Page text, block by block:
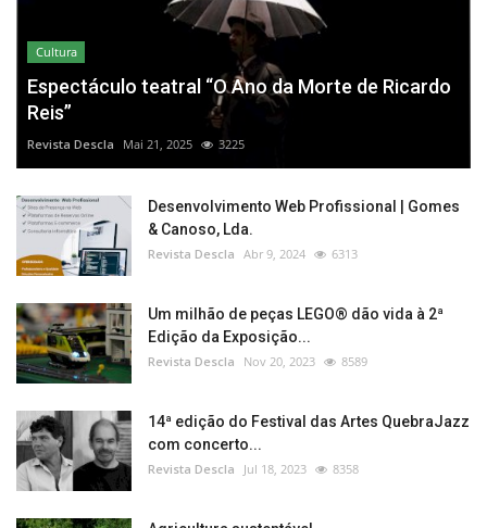
Cultura
Espectáculo teatral “O Ano da Morte de Ricardo
Reis”
Revista Descla Mai 21, 2025 3225
Desenvolvimento Web Profissional | Gomes
& Canoso, Lda.
Revista Descla Abr 9, 2024 6313
Um milhão de peças LEGO® dão vida à 2ª
Edição da Exposição...
Revista Descla Nov 20, 2023 8589
14ª edição do Festival das Artes QuebraJazz
com concerto...
Revista Descla Jul 18, 2023 8358